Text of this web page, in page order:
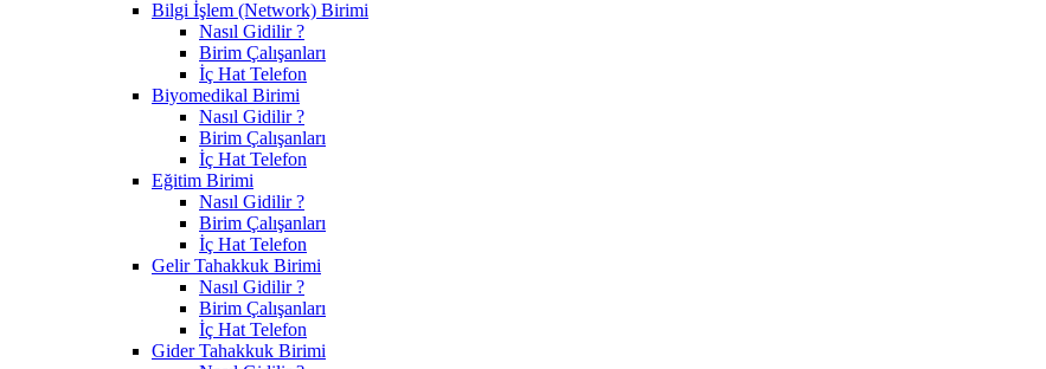
Bilgi İşlem (Network) Birimi
Nasıl Gidilir ?
Birim Çalışanları
İç Hat Telefon
Biyomedikal Birimi
Nasıl Gidilir ?
Birim Çalışanları
İç Hat Telefon
Eğitim Birimi
Nasıl Gidilir ?
Birim Çalışanları
İç Hat Telefon
Gelir Tahakkuk Birimi
Nasıl Gidilir ?
Birim Çalışanları
İç Hat Telefon
Gider Tahakkuk Birimi